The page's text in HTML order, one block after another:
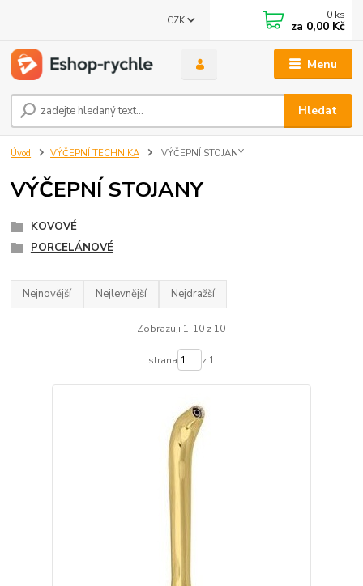
Menu
CZK
Hledat
0 ks
za 0,00 Kč
Úvod VÝČEPNÍ TECHNIKA VÝČEPNÍ STOJANY
VÝČEPNÍ STOJANY
KOVOVÉ
PORCELÁNOVÉ
Nejnovější Nejlevnější Nejdražší
Zobrazuji 1-10 z 10
strana z 1